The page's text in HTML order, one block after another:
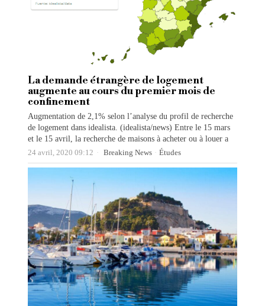
La demande étrangère de logement
augmente au cours du premier mois de
confinement
Augmentation de 2,1% selon l’analyse du profil de recherche
de logement dans idealista. (idealista/news) Entre le 15 mars
et le 15 avril, la recherche de maisons à acheter ou à louer a
24 avril, 2020 09:12 Breaking News · Études